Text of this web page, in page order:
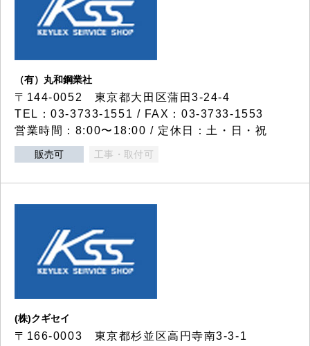
（有）丸和鋼業社
〒144-0052 東京都大田区蒲田3-24-4
TEL：03-3733-1551 / FAX：03-3733-1553
営業時間：8:00〜18:00 / 定休日：土・日・祝
販売可 工事・取付可
(株)クギセイ
〒166-0003 東京都杉並区高円寺南3-3-1